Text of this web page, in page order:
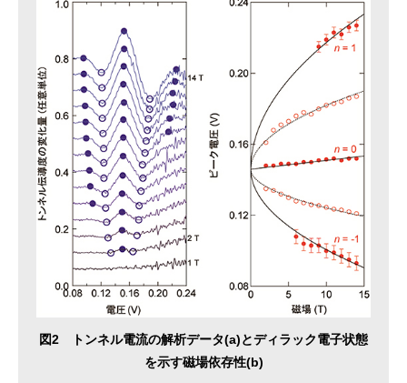
図2 トンネル電流の解析データ(a)とディラック電子状態
を示す磁場依存性(b)